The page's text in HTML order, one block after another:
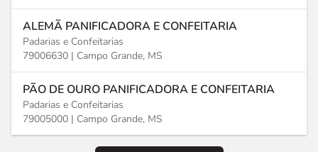
ALEMÃ PANIFICADORA E CONFEITARIA
Padarias e Confeitarias
79006630 | Campo Grande, MS
PÃO DE OURO PANIFICADORA E CONFEITARIA
Padarias e Confeitarias
79005000 | Campo Grande, MS